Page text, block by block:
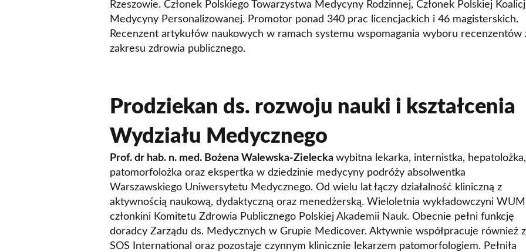
Rzeszowie. Członek Polskiego Towarzystwa Medycyny Rodzinnej, Członek Polskiej
Medycyny Personalizowanej. Promotor ponad 340 prac licencjackich i 46 magisterskich.
Recenzent artykułów naukowych w ramach systemu wspomagania wyboru recenzentów
zakresu zdrowia publicznego.
Prodziekan ds. rozwoju nauki i kształcenia
Wydziału Medycznego
Prof. dr hab. n. med. Bożena Walewska-Zielecka wybitna lekarka, internistka, hepatolożka,
patomorfolożka oraz ekspertka w dziedzinie medycyny podróży absolwentka
Warszawskiego Uniwersytetu Medycznego. Od wielu lat łączy działalność kliniczną z
aktywnością naukową, dydaktyczną oraz menedżerską. Wieloletnia wykładowczyni
członkini Komitetu Zdrowia Publicznego Polskiej Akademii Nauk. Obecnie pełni funkcję
doradcy Zarządu ds. Medycznych w Grupie Medicover. Aktywnie współpracuje również z
SOS International oraz pozostaje czynnym klinicznie lekarzem patomorfologiem. Pełniła